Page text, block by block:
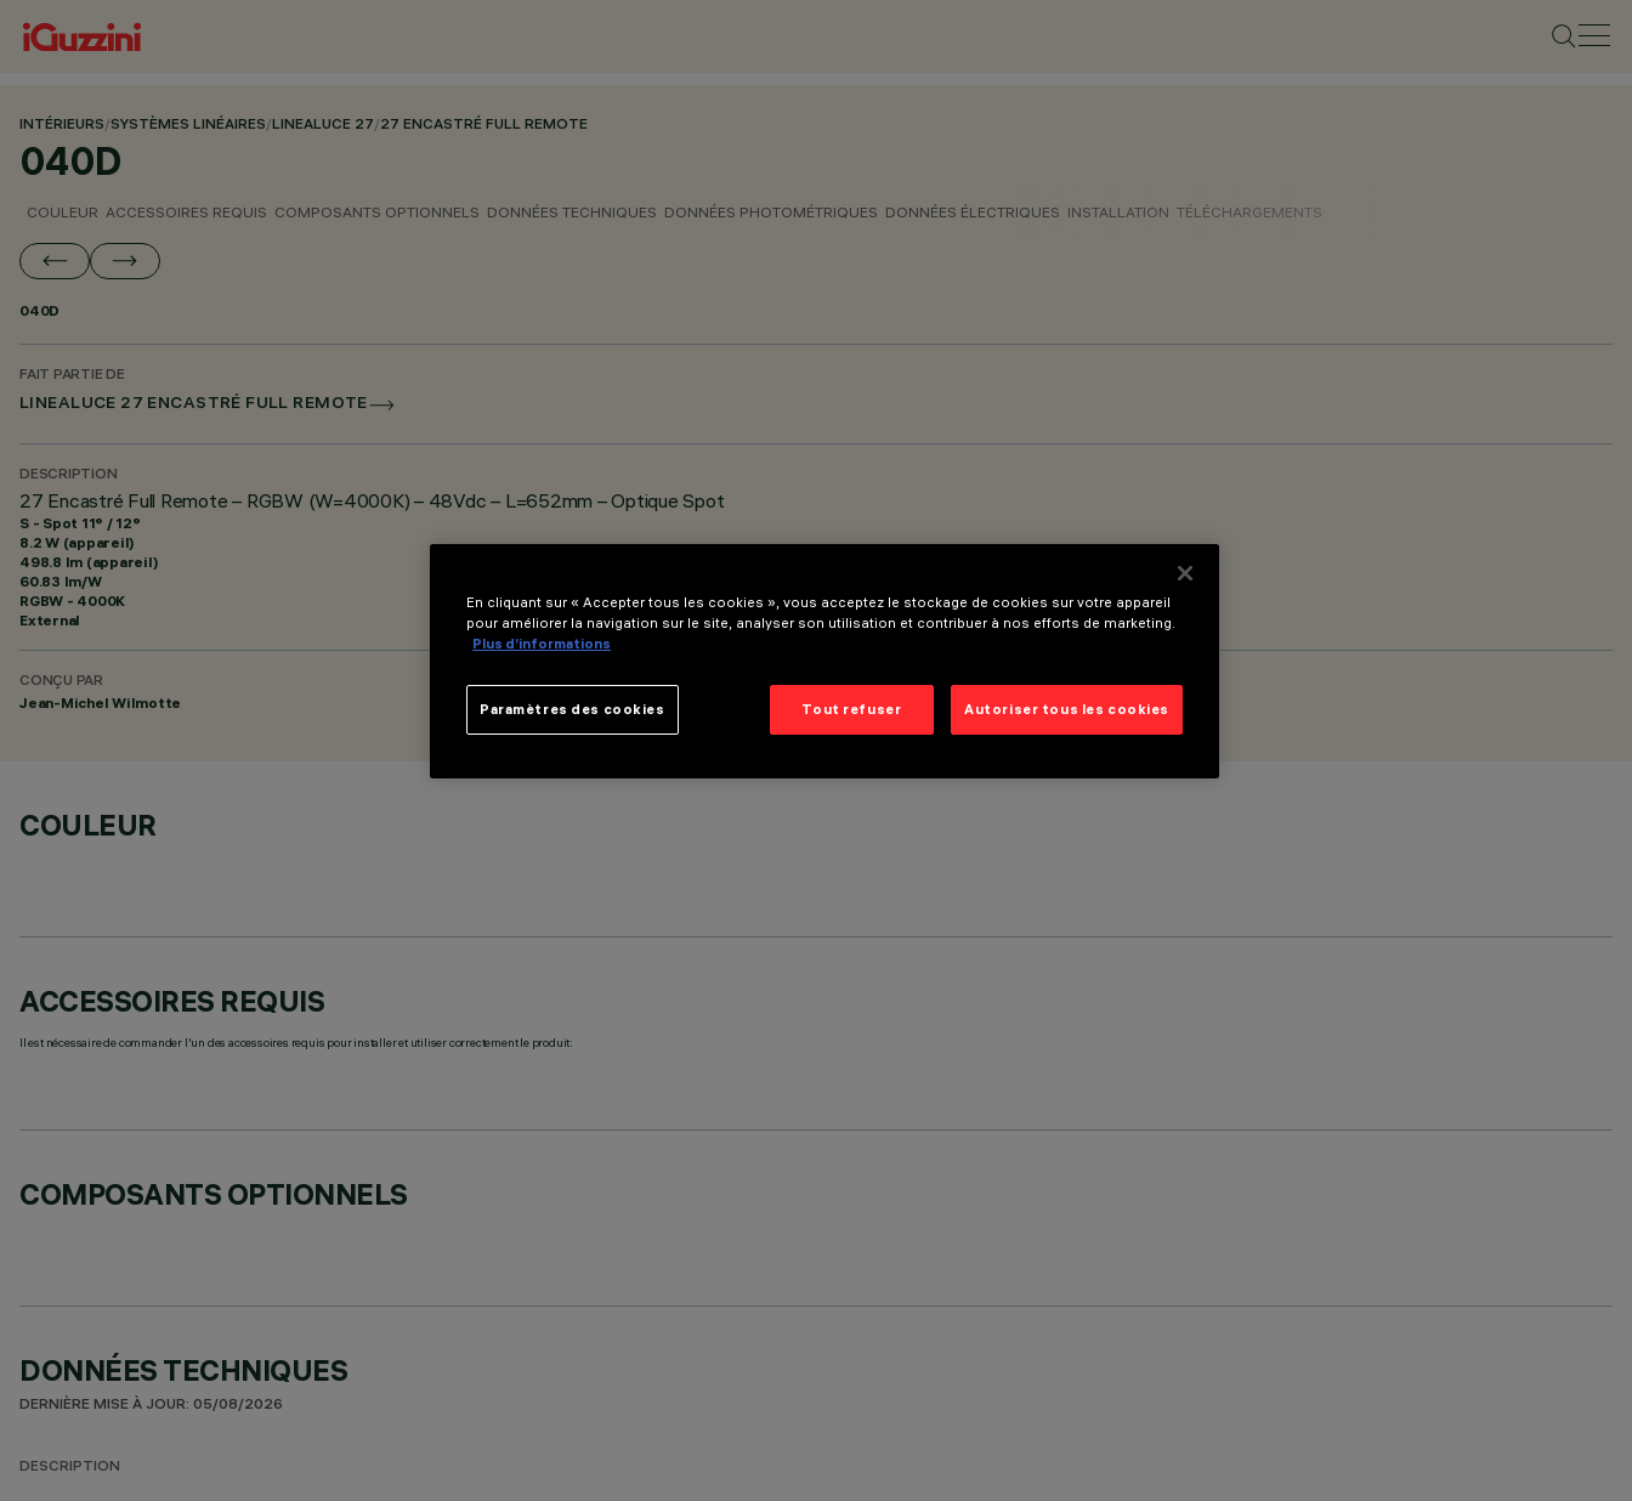
INTÉRIEURS/SYSTÈMES LINÉAIRES/LINEALUCE 27/27 ENCASTRÉ FULL REMOTE
040D
COULEUR ACCESSOIRES REQUIS COMPOSANTS OPTIONNELS DONNÉES TECHNIQUES DONNÉES PHOTOMÉTRIQUES DONNÉES ÉLECTRIQUES INSTALLATION TÉLÉCHARGEMENTS
040D
FAIT PARTIE DE
LINEALUCE 27 ENCASTRÉ FULL REMOTE
DESCRIPTION
27 Encastré Full Remote – RGBW (W=4000K) – 48Vdc – L=652mm – Optique Spot
S - Spot 11° / 12°
8.2 W (appareil)
498.8 lm (appareil)
60.83 lm/W
RGBW - 4000K
External
CONÇU PAR
Jean-Michel Wilmotte
COULEUR
ACCESSOIRES REQUIS
Il est nécessaire de commander l'un des accessoires requis pour installer et utiliser correctement le produit:
COMPOSANTS OPTIONNELS
DONNÉES TECHNIQUES
DERNIÈRE MISE À JOUR: 05/08/2026
DESCRIPTION
En cliquant sur « Accepter tous les cookies », vous acceptez le stockage de cookies sur votre appareil
pour améliorer la navigation sur le site, analyser son utilisation et contribuer à nos efforts de marketing.
Plus d’informations
Tout refuser Autoriser tous les cookies
Paramètres des cookies